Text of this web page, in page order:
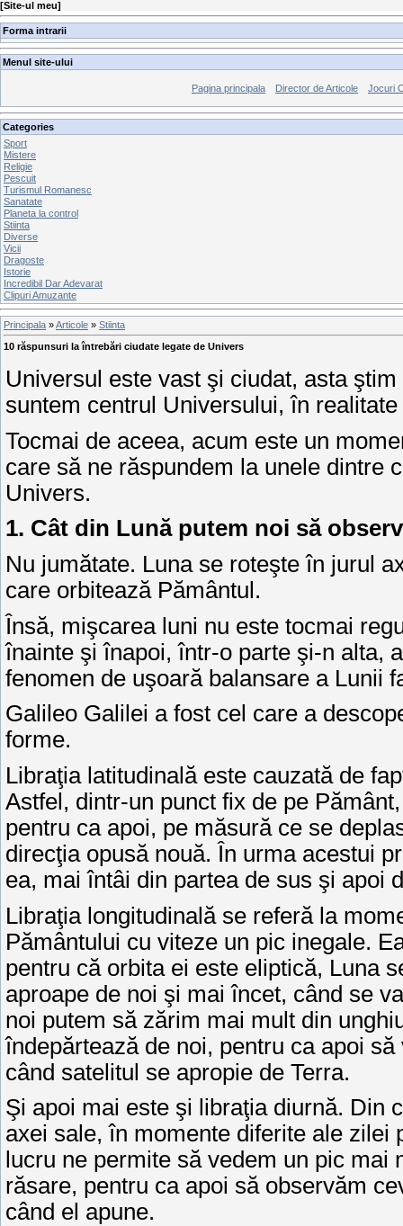
[Site-ul meu]
Forma intrarii
Menul site-ului
Pagina principala Director de Articole Jocuri
Categories
Sport
Mistere
Religie
Pescuit
Turismul Romanesc
Sanatate
Planeta la control
Stiinta
Diverse
Vicii
Dragoste
Istorie
Incredibil Dar Adevarat
Clipuri Amuzante
Principala »Articole » Stiinta
10 răspunsuri la întrebări ciudate legate de Univers
Universul este vast şi ciudat, asta
suntem centrul Universului, în
Tocmai de aceea, acum este un
care să ne răspundem la unele dintre
Univers.
1. Cât din Lună putem noi să
Nu jumătate. Luna se roteşte în jurul
care orbitează Pământul.
Însă, mişcarea luni nu este tocmai
înainte şi înapoi, într-o parte şi-n alta,
fenomen de uşoară balansare a Lunii
Galileo Galilei a fost cel care a
forme.
Libraţia latitudinală este cauzată de
Astfel, dintr-un punct fix de pe
pentru ca apoi, pe măsură ce se
direcţia opusă nouă. În urma acestui
ea, mai întâi din partea de sus şi apoi
Libraţia longitudinală se referă la
Pământului cu viteze un pic inegale.
pentru că orbita ei este eliptică, Luna
aproape de noi şi mai încet, când se
noi putem să zărim mai mult din
îndepărtează de noi, pentru ca apoi
când satelitul se apropie de Terra.
Şi apoi mai este şi libraţia diurnă. Din
axei sale, în momente diferite ale zilei
lucru ne permite să vedem un pic
răsare, pentru ca apoi să observăm
când el apune.